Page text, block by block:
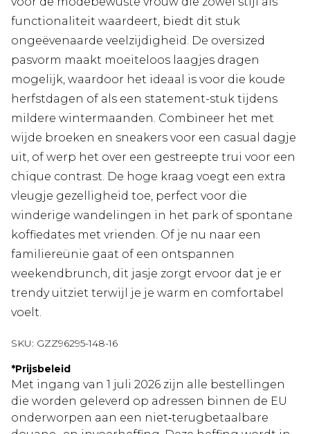
functionaliteit waardeert, biedt dit stuk
ongeëvenaarde veelzijdigheid. De oversized
pasvorm maakt moeiteloos laagjes dragen
mogelijk, waardoor het ideaal is voor die koude
herfstdagen of als een statement-stuk tijdens
mildere wintermaanden. Combineer het met
wijde broeken en sneakers voor een casual dagje
uit, of werp het over een gestreepte trui voor een
chique contrast. De hoge kraag voegt een extra
vleugje gezelligheid toe, perfect voor die
winderige wandelingen in het park of spontane
koffiedates met vrienden. Of je nu naar een
familiereünie gaat of een ontspannen
weekendbrunch, dit jasje zorgt ervoor dat je er
trendy uitziet terwijl je je warm en comfortabel
voelt.
SKU: GZZ96295-148-16
*Prijsbeleid
Met ingang van 1 juli 2026 zijn alle bestellingen
die worden geleverd op adressen binnen de EU
onderworpen aan een niet‑terugbetaalbare